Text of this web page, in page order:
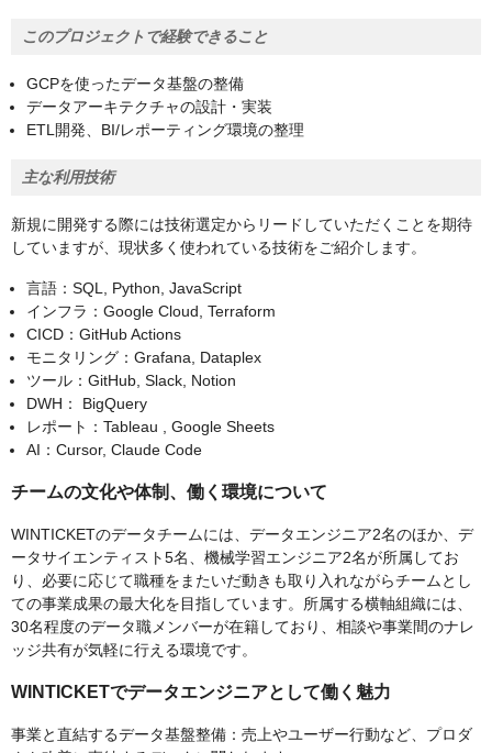
このプロジェクトで経験できること
GCPを使ったデータ基盤の整備
データアーキテクチャの設計・実装
ETL開発、BI/レポーティング環境の整理
主な利用技術
新規に開発する際には技術選定からリードしていただくことを期待
していますが、現状多く使われている技術をご紹介します。
言語：SQL, Python, JavaScript
インフラ：Google Cloud, Terraform
CICD：GitHub Actions
モニタリング：Grafana, Dataplex
ツール：GitHub, Slack, Notion
DWH： BigQuery
レポート：Tableau , Google Sheets
AI：Cursor, Claude Code
チームの文化や体制、働く環境について
WINTICKETのデータチームには、データエンジニア2名のほか、デ
ータサイエンティスト5名、機械学習エンジニア2名が所属してお
り、必要に応じて職種をまたいだ動きも取り入れながらチームとし
ての事業成果の最大化を目指しています。所属する横軸組織には、
30名程度のデータ職メンバーが在籍しており、相談や事業間のナレ
ッジ共有が気軽に行える環境です。
WINTICKETでデータエンジニアとして働く魅力
事業と直結するデータ基盤整備：売上やユーザー行動など、プロダ